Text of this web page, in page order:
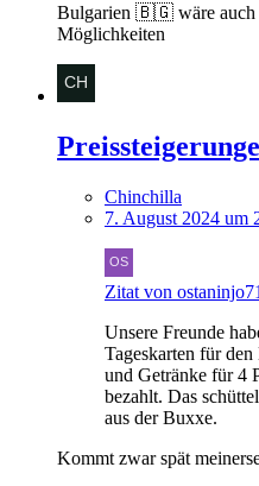
Bulgarien 🇧🇬 wäre auch
Möglichkeiten
Chinchilla
7. August 2024 um
Zitat von ostaninjo71
Unsere Freunde
Tageskarten für
und Getränke für 4
bezahlt. Das
aus der Buxxe.
Kommt zwar spät